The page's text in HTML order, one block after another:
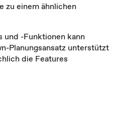
zu einem ähnlichen
und -Funktionen kann
Planungsansatz unterstützt
die Features